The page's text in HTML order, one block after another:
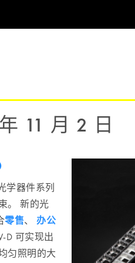
11 月 2 日
学器件系列
。 新的光
零售、 办公
D 可实现出
匀照明的大